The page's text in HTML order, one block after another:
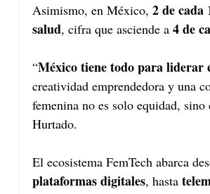
Asimismo, en México, 2 de cada
salud, cifra que asciende a 4 de
“México tiene todo para liderar
creatividad emprendedora y una
femenina no es solo equidad,
Hurtado.
El ecosistema FemTech abarca
plataformas digitales, hasta